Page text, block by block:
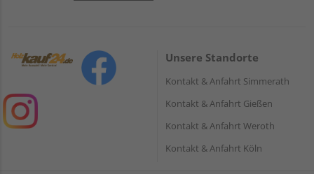
Unsere Standorte
Kontakt & Anfahrt Simmerath
Kontakt & Anfahrt Gießen
Kontakt & Anfahrt Weroth
Kontakt & Anfahrt Köln